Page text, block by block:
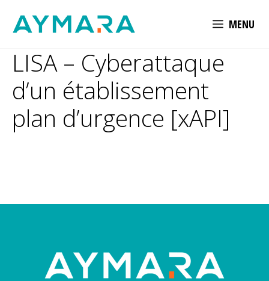
MENU
LISA – Cyberattaque
d’un établissement
plan d’urgence [xAPI]